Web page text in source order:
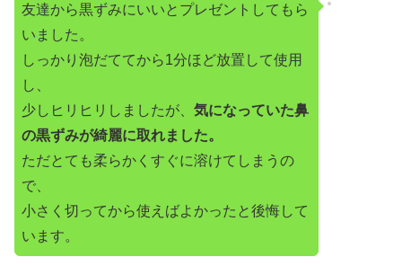
友達から黒ずみにいいとプレゼントしてもら
いました。
しっかり泡だててから1分ほど放置して使用
し、
少しヒリヒリしましたが、 気になっていた鼻
の黒ずみが綺麗に取れました。
ただとても柔らかくすぐに溶けてしまうの
で、
小さく切ってから使えばよかったと後悔して
います。